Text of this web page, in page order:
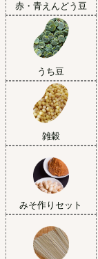
赤・青えんどう豆
うち豆
雑穀
みそ作りセット